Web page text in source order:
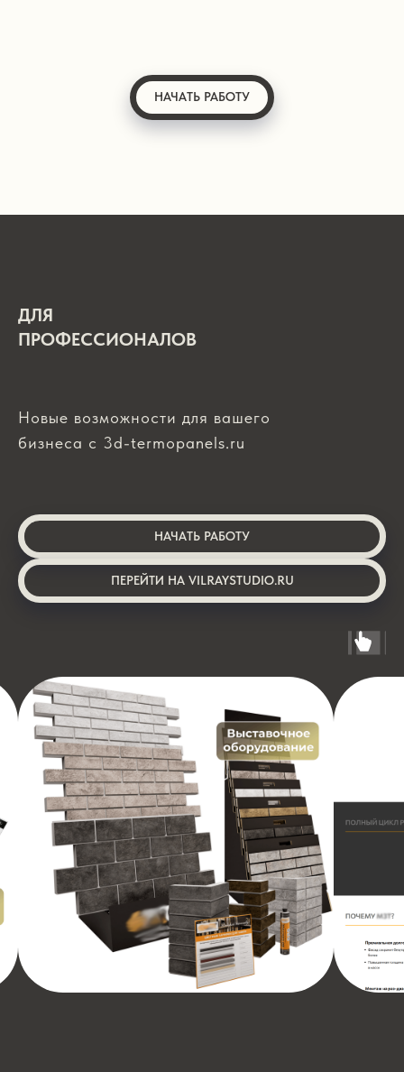
НАЧАТЬ РАБОТУ
ДЛЯ
ПРОФЕССИОНАЛОВ
Новые возможности для вашего
бизнеса с 3d-termopanels.ru
НАЧАТЬ РАБОТУ
ПЕРЕЙТИ НА VILRAYSTUDIO.RU